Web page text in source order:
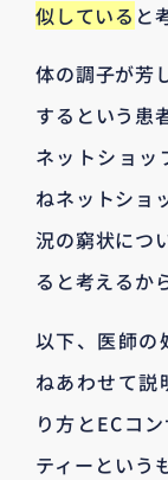
似している と
体の調子が芳
するという患
ネットショッ
ねネットショ
況の窮状につ
ると考えるか
以下、医師の
ねあわせて説
り方とECコ
ティーという